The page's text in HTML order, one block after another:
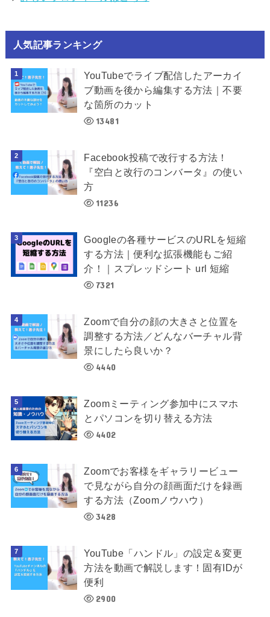
人気記事ランキング
YouTubeでライブ配信したアーカイ
ブ動画を後から編集する方法｜不要
な箇所のカット
13481
Facebook投稿で改行する方法！
『空白と改行のコンバータ』の使い
方
11236
Googleの各種サービスのURLを短縮
する方法｜便利な拡張機能もご紹
介！｜スプレッドシート url 短縮
7321
Zoomで自分の顔の大きさと位置を
調整する方法／どんなバーチャル背
景にしたら良いか？
4440
Zoomミーティング参加中にスマホ
とパソコンを切り替える方法
4402
Zoomでお客様をギャラリービュー
で見ながら自分の顔画面だけを録画
する方法（Zoomノウハウ）
3428
YouTube「ハンドル」の設定＆変更
方法を動画で解説します！固有IDが
便利
2900